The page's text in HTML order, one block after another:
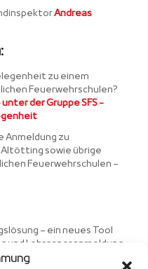
Andreas
zu einem
Feuerwehrschulen?
unter der Gruppe SFS -
Anmeldung zu
Altötting sowie übrige
Feuerwehrschulen –
– ein neues Tool
Lehrgangsanmeldung
wird bald veröffentlicht.